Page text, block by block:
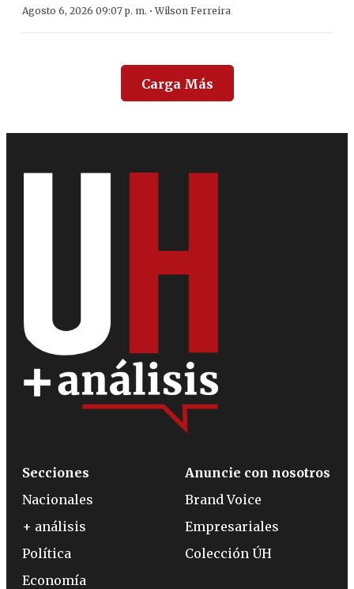
Agosto 6, 2026 09:07 p. m. ·Wilson Ferreira
Carga Más
Secciones
Nacionales
+ análisis
Política
Economía
Anuncie con nosotros
Brand Voice
Empresariales
Colección ÚH